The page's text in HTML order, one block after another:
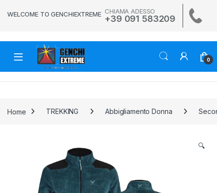
WELCOME TO GENCHIEXTREME CHIAMA ADESSO
+39 091 583209
0
Home TREKKING Abbigliamento Donna
🔍